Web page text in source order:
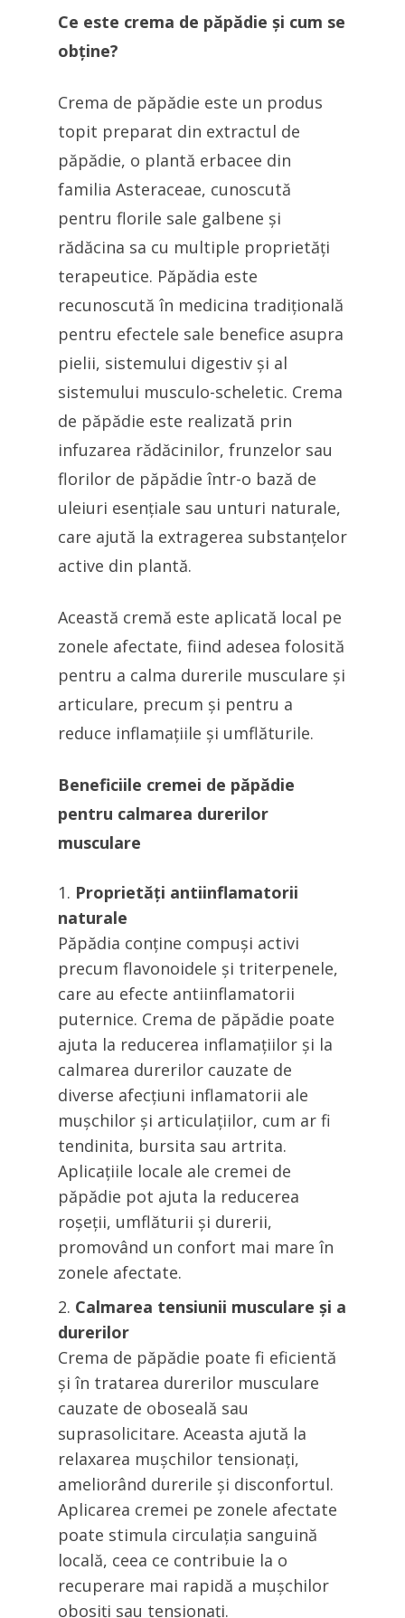
Ce este crema de păpădie și cum se
obține?
Crema de păpădie este un produs
topit preparat din extractul de
păpădie, o plantă erbacee din
familia Asteraceae, cunoscută
pentru florile sale galbene și
rădăcina sa cu multiple proprietăți
terapeutice. Păpădia este
recunoscută în medicina tradițională
pentru efectele sale benefice asupra
pielii, sistemului digestiv și al
sistemului musculo-scheletic. Crema
de păpădie este realizată prin
infuzarea rădăcinilor, frunzelor sau
florilor de păpădie într-o bază de
uleiuri esențiale sau unturi naturale,
care ajută la extragerea substanțelor
active din plantă.
Această cremă este aplicată local pe
zonele afectate, fiind adesea folosită
pentru a calma durerile musculare și
articulare, precum și pentru a
reduce inflamațiile și umflăturile.
Beneficiile cremei de păpădie
pentru calmarea durerilor
musculare
Proprietăți antiinflamatorii
naturale
Păpădia conține compuși activi
precum flavonoidele și triterpenele,
care au efecte antiinflamatorii
puternice. Crema de păpădie poate
ajuta la reducerea inflamațiilor și la
calmarea durerilor cauzate de
diverse afecțiuni inflamatorii ale
mușchilor și articulațiilor, cum ar fi
tendinita, bursita sau artrita.
Aplicațiile locale ale cremei de
păpădie pot ajuta la reducerea
roșeții, umflăturii și durerii,
promovând un confort mai mare în
zonele afectate.
Calmarea tensiunii musculare și a
durerilor
Crema de păpădie poate fi eficientă
și în tratarea durerilor musculare
cauzate de oboseală sau
suprasolicitare. Aceasta ajută la
relaxarea mușchilor tensionați,
ameliorând durerile și disconfortul.
Aplicarea cremei pe zonele afectate
poate stimula circulația sanguină
locală, ceea ce contribuie la o
recuperare mai rapidă a mușchilor
obosiți sau tensionați.